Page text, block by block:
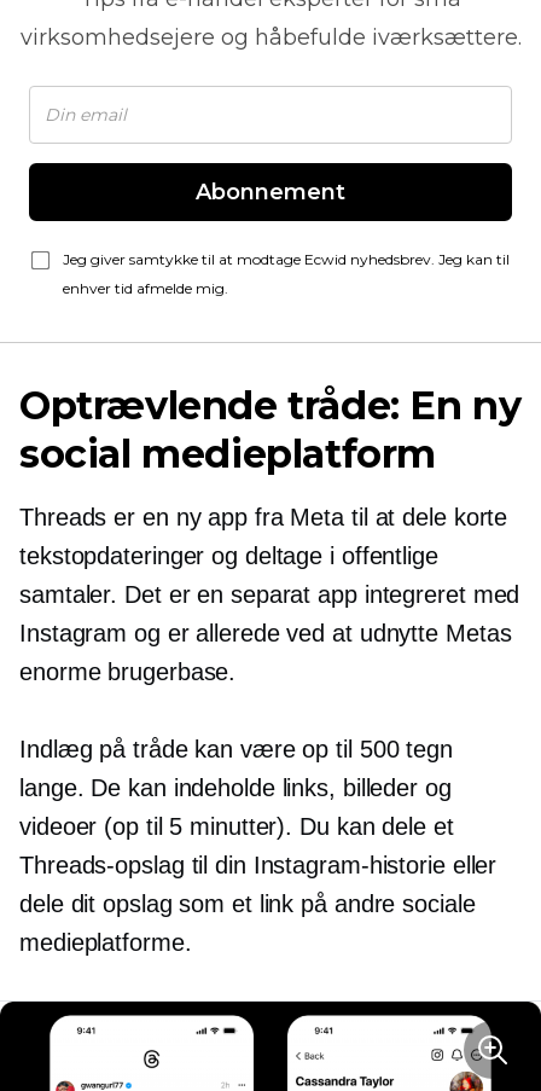
virksomhedsejere og håbefulde iværksættere.
Abonnement
Jeg giver samtykke til at modtage Ecwid nyhedsbrev. Jeg kan til
enhver tid afmelde mig.
Optrævlende tråde: En ny
social medieplatform
Threads er en ny app fra Meta til at dele korte
tekstopdateringer og deltage i offentlige
samtaler. Det er en separat app integreret med
Instagram og er allerede ved at udnytte Metas
enorme brugerbase.
Indlæg på tråde kan være op til 500 tegn
lange. De kan indeholde links, billeder og
videoer (op til 5 minutter). Du kan dele et
Threads-opslag til din Instagram-historie eller
dele dit opslag som et link på andre sociale
medieplatforme.